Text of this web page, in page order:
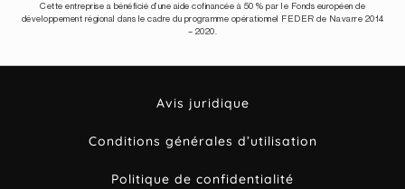
Cette entreprise a bénéficié d’une aide cofinancée à 50 % par le Fonds européen de
développement régional dans le cadre du programme opérationnel FEDER de Navarre 2014
– 2020.
Avis juridique
Conditions générales d’utilisation
Politique de confidentialité